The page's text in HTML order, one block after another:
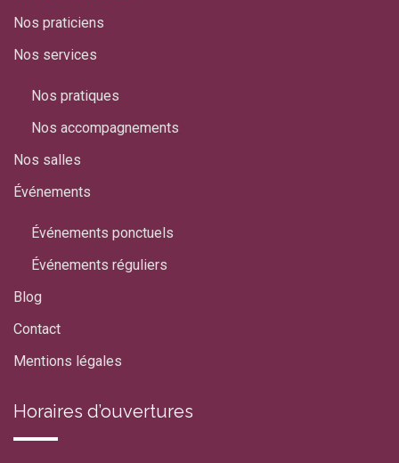
Nos praticiens
Nos services
Nos pratiques
Nos accompagnements
Nos salles
Événements
Événements ponctuels
Événements réguliers
Blog
Contact
Mentions légales
Horaires d’ouvertures